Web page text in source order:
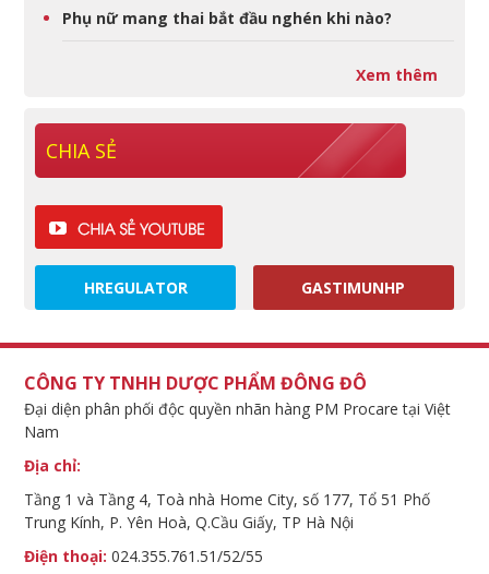
Phụ nữ mang thai bắt đầu nghén khi nào?
Xem thêm
CHIA SẺ
HREGULATOR GASTIMUNHP
CÔNG TY TNHH DƯỢC PHẨM ĐÔNG ĐÔ
Đại diện phân phối độc quyền nhãn hàng PM Procare tại Việt
Nam
Địa chỉ:
Tầng 1 và Tầng 4, Toà nhà Home City, số 177, Tổ 51 Phố
Trung Kính, P. Yên Hoà, Q.Cầu Giấy, TP Hà Nội
Điện thoại: 024.355.761.51/52/55